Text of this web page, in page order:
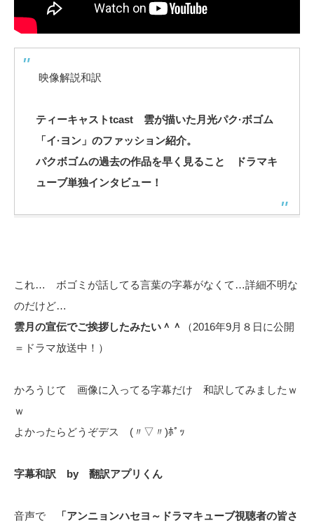
映像解説和訳
ティーキャストtcast 雲が描いた月光パク·ボゴム
「イ·ヨン」のファッション紹介。
パクボゴムの過去の作品を早く見ること ドラマキ
ューブ単独インタビュー！
これ… ボゴミが話してる言葉の字幕がなくて…詳細不明な
のだけど…
雲月の宣伝でご挨拶したみたい＾＾
（2016年9月８日に公開
＝ドラマ放送中！）
かろうじて 画像に入ってる字幕だけ 和訳してみましたｗ
ｗ
よかったらどうぞデス (〃▽〃)ﾎﾟｯ
字幕和訳 by 翻訳アプリくん
音声で
「アンニョンハセヨ～ドラマキューブ視聴者の皆さ